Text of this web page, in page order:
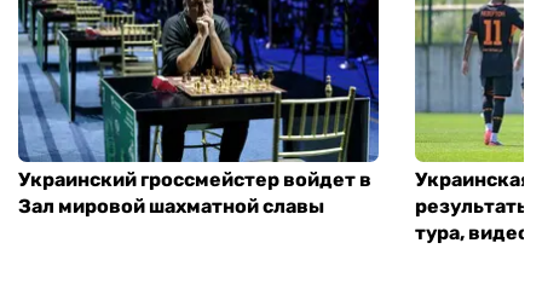
Украинский гроссмейстер войдет в
Зал мировой шахматной славы
Украинская
результаты
тура, видео